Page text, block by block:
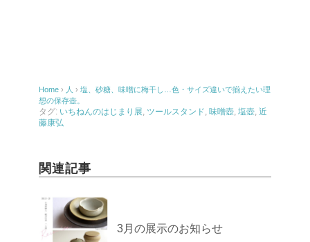
Home › 人 › 塩、砂糖、味噌に梅干し…色・サイズ違いで揃えたい理
想の保存壺。
タグ: いちねんのはじまり展 ツールスタンド 味噌壺 塩壺 近
藤康弘
関連記事
3月の展示のお知らせ